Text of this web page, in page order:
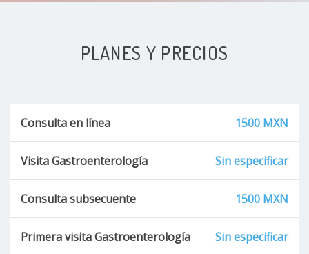
PLANES Y PRECIOS
Consulta en línea 1500 MXN
Visita Gastroenterología Sin especificar
Consulta subsecuente 1500 MXN
Primera visita Gastroenterología Sin especificar